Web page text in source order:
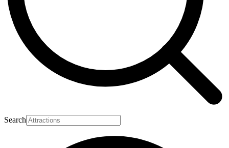
Search